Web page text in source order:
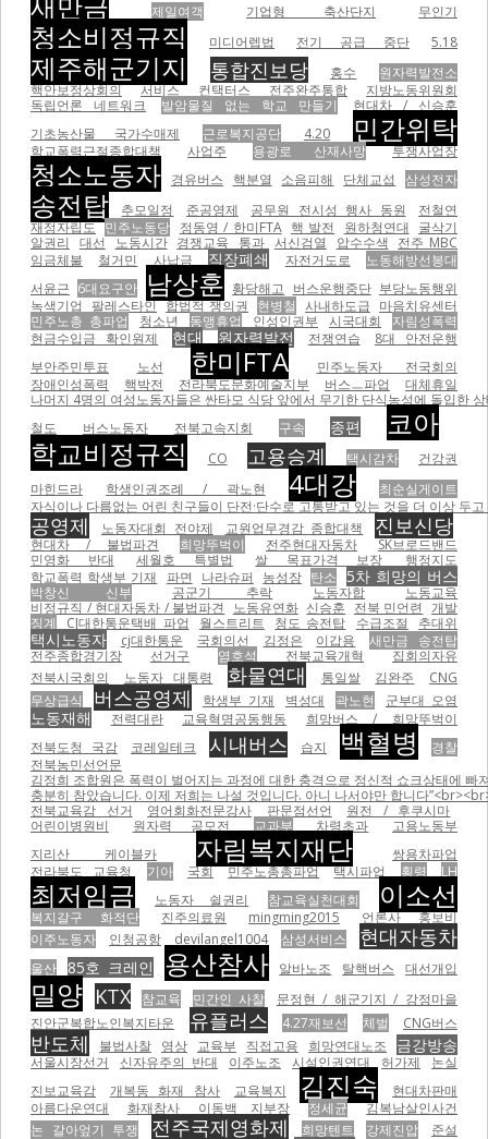
제일여객 기업형 축산단지 무인기
청소비정규직 미디어렙법 전기 공급 중단 5.18
제주해군기지 통합진보당 홍수
원자력발전소
핵안보정상회의
서비스 컨택터스 전주완주통합
지방노동위원회
독립언론 네트워크
발암물질 없는 학교 만들기
현대차 / 신승훈
기초농산물 국가수매제
근로복지공단 4.20 민간위탁
학교폭력근절종합대책 사업주 용광로 산재사망 투쟁사업장
청소노동자 경유버스 핵분열 소음피해 단체교섭 삼성전자
송전탑 추모일정 준공영제 공무원 전시성 행사 동원
전철연
재정자립도 민주노동당 정동영 / 한미FTA 핵 발전 원하청연대 굴삭기
알권리
대선 노동시간 경쟁교육 통과 서신검열 압수수색 전주 MBC
임금체불
철거민 사납금 직장폐쇄 자전거도로
노동해방선봉대
서윤근 6대요구안 남상훈 황당해고 버스운행중단 부당노동행위
녹색기업 팔레스타인 합법적 쟁의권 현병철 사내하도급 마음치유센터
민주노총 총파업
청소년 동맹휴업 인성인권부 시국대회
자림성폭력
현금수입금 확인원제
현대 원자력발전 전쟁연습
8대 안전운행
부안주민투표
노선 한미FTA
민주노동자 전국회의
장애인성폭력
핵박전 전라북도문화예술지부 버스ㅡ파업
대체휴일
나머지 4명의 여성노동자들은 싼타모 식당 앞에서 무기한 단식농성에 돌입한
철도
버스노동자 전북고속지회 구속 종편
코아
학교비정규직
CO 고용승계 택시감차
건강권
마힌드라
학생인권조례 / 곽노현 4대강
최순실게이트
자식이나 다름없는 어린 친구들이 단전·단수로 고통받고 있는 것을 더 이상
공영제 노동자대회 전야제 교원업무경감 종합대책 진보신당
현대차 / 불법파견 희망뚜벅이 전주현대자동차
SK브로드밴드
민영화 반대
세월호 특별법 쌀 목표가격 보장
행정지도
학교폭력 학생부 기재 파면 나라슈퍼 농성장 탄소 5차 희망의 버스
박창신 신부 공군기 추락 노동자합
노동교육
비정규직 / 현대자동차 / 불법파견
노동유연화 신승훈 전북 민언련 개발
징계
CJ대한통운택배 파업 월스트리트 청도 송전탑 수급조절 추대위
택시노동자 cj대한통운 국회의선 김정은 이갑용
새만금 송전탑
전주종합경기장
선거구 염호석 전북교육개혁
집회의자유
전북시국회의
노동자 대통령 화물연대 통일쌀 김완주
CNG
무상급식
버스공영제 학생부 기재 벽성대 곽노현 군부대 오염
노동재해 전력대란 교육혁명공동행동
희망버스 / 희망뚜벅이
전북도청 국감
코레일테크 시내버스 습지 백혈병
경찰
전북농민선언문
김정희 조합원은 폭력이 벌어지는 과정에 대한 충격으로 정신적 쇼크상태에 빠
충분히 참았습니다. 이제 저희는 나설 것입니다. 아니 나서야만 합니다
전북교육감 선거
영어회화전문강사 판문점선언
원전 / 후쿠시마
어린이병원비
원자력 공모전 교과부 차령초과
고용노동부
지리산 케이블카
자림복지재단
쌍용차파업
전라북도 교육청
기아 국회 민주노총총파업 택시파업 횡령 LH
최저임금 노동자 쉴권리 참교육실천대회 이소선
복지갈구 화적단 진주의료원 mingming2015
언론사 홍보비
이주노동자
인청공항 devilangel1004 삼성서비스 현대자동차
울산 85호 크레인 용산참사 알바노조 탈핵버스 대선개입
밀양 KTX 참교육 민간인 사찰
문정현 / 해군기지 / 강정마을
진안군복합노인복지타운
유플러스 4.27재보선 체벌 CNG버스
반도체 불법사찰 영상 교육부 직접고용 희망연대노조 금강방송
서울시장선거 신자유주의 반대 이주노조 시설인권연대 허가제
논실
진보교육감
개복동 화재 참사 교육복지 김진숙
현대차판매
아름다운연대
화재참사 이동백 지부장 정세균
김복남살인사건
논 갈아엎기 투쟁
전주국제영화제 희망텐트 강제진압 준설